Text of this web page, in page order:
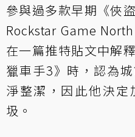
參與過多款早期《俠
Rockstar Game
在一篇推特貼文中解
獵車手3》時，認為
淨整潔，因此他決
圾。